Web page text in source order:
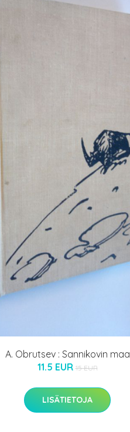
A. Obrutsev : Sannikovin maa
11.5 EUR 15 EUR
LISÄTIETOJA